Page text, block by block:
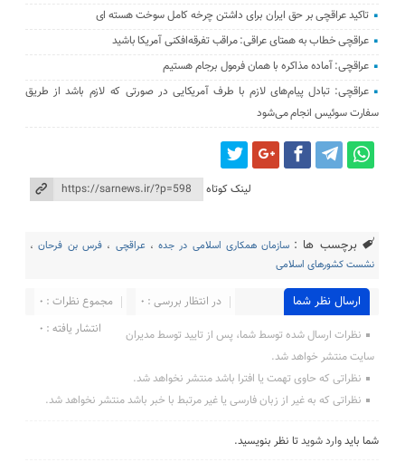
تاکید عراقچی بر حق ایران برای داشتن چرخه کامل سوخت هسته ای
عراقچی خطاب به همتای عراقی: مراقب تفرقه‌افکنی آمریکا باشید
عراقچی: آماده مذاکره با همان فرمول برجام هستیم
عراقچی:‌ تبادل پیام‌های لازم با طرف آمریکایی در صورتی که لازم باشد از طریق
سفارت سوئیس انجام می‌شود
لینک کوتاه
برچسب ها : سازمان همکاری اسلامی در جده،عراقچی ،فرس بن فرحان،
نشست کشورهای اسلامی
ارسال نظر شما مجموع نظرات : 0
در انتظار بررسی : 0
انتشار یافته : 0
نظرات ارسال شده توسط شما، پس از تایید توسط مدیران
سایت منتشر خواهد شد.
نظراتی که حاوی تهمت یا افترا باشد منتشر نخواهد شد.
نظراتی که به غیر از زبان فارسی یا غیر مرتبط با خبر باشد منتشر نخواهد شد.
شما بایدوارد شویدتا نظر بنویسید.